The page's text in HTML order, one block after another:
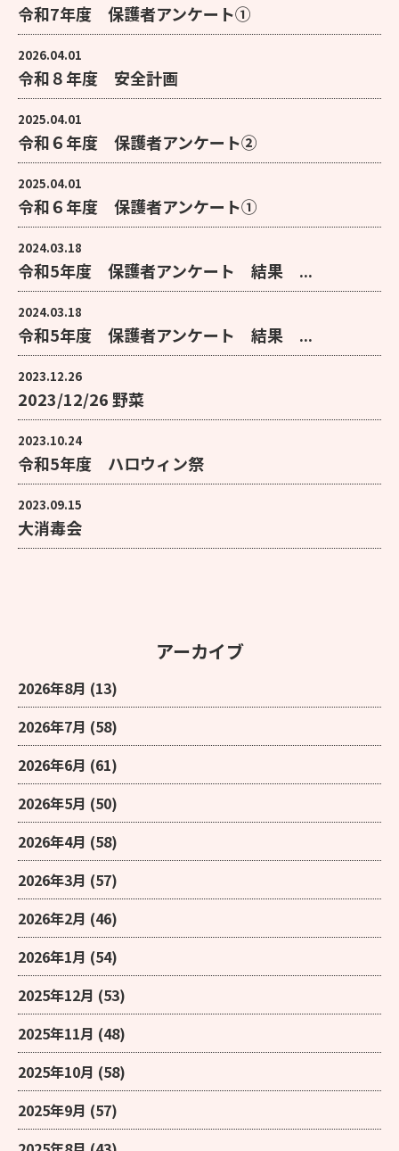
令和7年度 保護者アンケート①
2026.04.01
令和８年度 安全計画
2025.04.01
令和６年度 保護者アンケート②
2025.04.01
令和６年度 保護者アンケート①
2024.03.18
令和5年度 保護者アンケート 結果 ...
2024.03.18
令和5年度 保護者アンケート 結果 ...
2023.12.26
2023/12/26 野菜
2023.10.24
令和5年度 ハロウィン祭
2023.09.15
大消毒会
アーカイブ
2026年8月 (13)
2026年7月 (58)
2026年6月 (61)
2026年5月 (50)
2026年4月 (58)
2026年3月 (57)
2026年2月 (46)
2026年1月 (54)
2025年12月 (53)
2025年11月 (48)
2025年10月 (58)
2025年9月 (57)